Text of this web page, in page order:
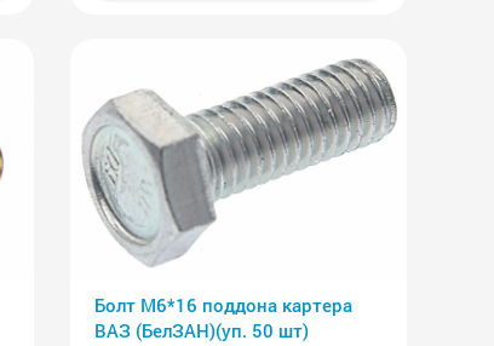
Болт М6*16 поддона картера
ВАЗ (БелЗАН)(уп. 50 шт)